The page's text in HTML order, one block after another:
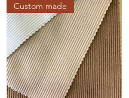
Custom made